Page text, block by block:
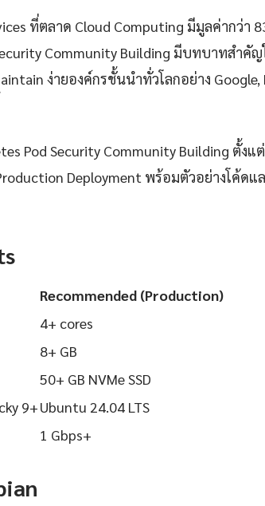
ที่ตลาด Cloud Computing มีมูลค่ากว่า
Community Building มีบทบาทสำคั
ง่ายองค์กรชั้นนำทั่วโลกอย่าง Google,
Pod Security Community Building ตั้ง
Deployment พร้อมตัวอย่างโค้ด
Recommended (Production)
4+ cores
8+ GB
50+ GB NVMe SSD
9+Ubuntu 24.04 LTS
1 Gbps+